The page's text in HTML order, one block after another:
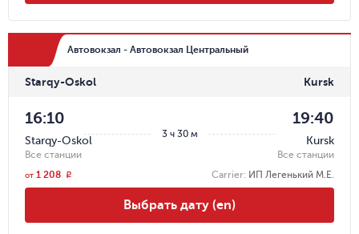
Автовокзал - Автовокзал Центральный
Starqy-Oskol Kursk
3 ч 30 м
16:10
Starqy-Oskol
Все станции
19:40
Kursk
Все станции
Carrier: ИП Легенький М.Е.
от 1 208 r
Выбрать дату (en)